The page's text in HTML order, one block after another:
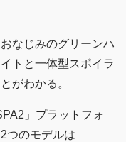
なじみのグリーンハ
トと一体型スポイラ
がわかる。
」プラットフォ
つのモデルは